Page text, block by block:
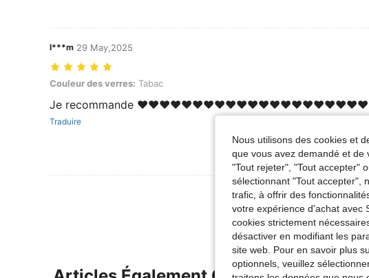
I***m 29 May,2025
Couleur des verres: Tabac
Couleur des verres: Tabac
Je recommande
Traduire
Voir Plus D'avis
Nous utilisons des cookies et
que vous avez demandé et de
"Tout rejeter", "Tout accepter"
sélectionnant "Tout accepter",
trafic, à offrir des
votre expérience d'achat avec
cookies strictement
désactiver en modifiant les
site web. Pour en savoir plus
optionnels, veuillez